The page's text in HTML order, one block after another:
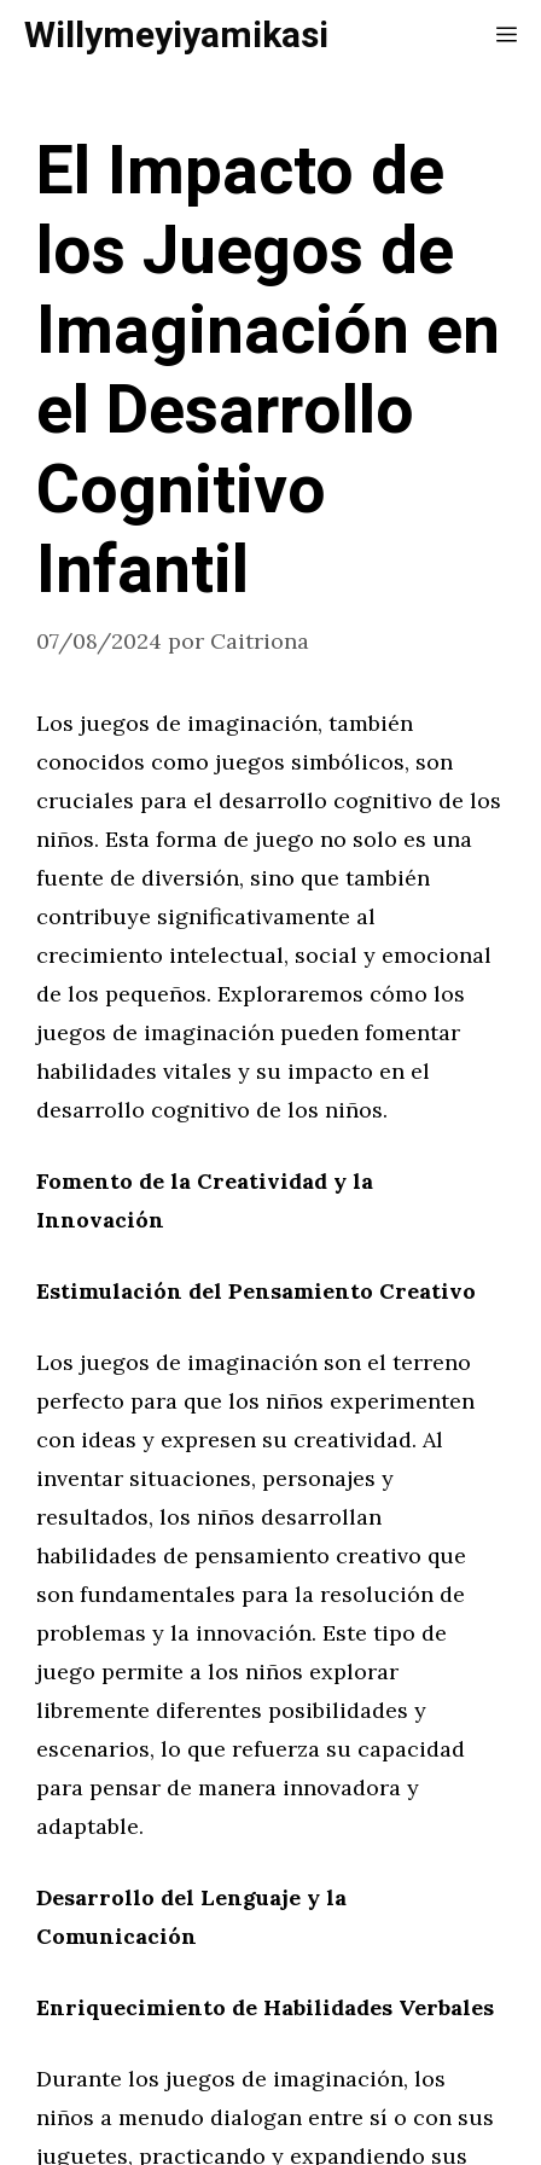
Saltar
Willymeyiyamikasi
El Impacto de
los Juegos de
Imaginación en
el Desarrollo
Cognitivo
Infantil
07/08/2024 por Caitriona
Los juegos de imaginación, también
conocidos como juegos simbólicos, son
cruciales para el desarrollo cognitivo de los
niños. Esta forma de juego no solo es una
fuente de diversión, sino que también
contribuye significativamente al
crecimiento intelectual, social y emocional
de los pequeños. Exploraremos cómo los
juegos de imaginación pueden fomentar
habilidades vitales y su impacto en el
desarrollo cognitivo de los niños.
Fomento de la Creatividad y la
Innovación
Estimulación del Pensamiento Creativo
Los juegos de imaginación son el terreno
perfecto para que los niños experimenten
con ideas y expresen su creatividad. Al
inventar situaciones, personajes y
resultados, los niños desarrollan
habilidades de pensamiento creativo que
son fundamentales para la resolución de
problemas y la innovación. Este tipo de
juego permite a los niños explorar
libremente diferentes posibilidades y
escenarios, lo que refuerza su capacidad
para pensar de manera innovadora y
adaptable.
Desarrollo del Lenguaje y la
Comunicación
Enriquecimiento de Habilidades Verbales
Durante los juegos de imaginación, los
niños a menudo dialogan entre sí o con sus
juguetes, practicando y expandiendo sus